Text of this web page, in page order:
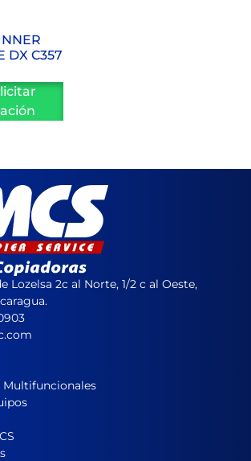
DX C357
Lozelsa 2c al Norte, 1/2 c al Oeste,
Multifuncionales